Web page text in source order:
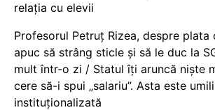
relația cu elevii
Profesorul Petruț Rizea, despre plata
apuc să strâng sticle și să le duc la
mult într-o zi / Statul îți aruncă niște
cere să-i spui „salariu”. Asta este
instituționalizată